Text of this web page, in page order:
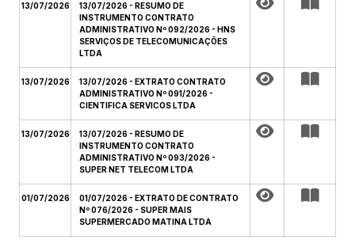
13/07/2026
13/07/2026 - RESUMO DE
INSTRUMENTO CONTRATO
ADMINISTRATIVO Nº 092/2026 - HNS
SERVIÇOS DE TELECOMUNICAÇÕES
LTDA
13/07/2026
13/07/2026 - EXTRATO CONTRATO
ADMINISTRATIVO Nº 091/2026 -
CIENTIFICA SERVICOS LTDA
13/07/2026
13/07/2026 - RESUMO DE
INSTRUMENTO CONTRATO
ADMINISTRATIVO Nº 093/2026 -
SUPER NET TELECOM LTDA
01/07/2026
01/07/2026 - EXTRATO DE CONTRATO
Nº 076/2026 - SUPER MAIS
SUPERMERCADO MATINA LTDA